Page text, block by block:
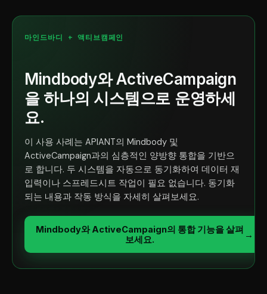
마인드바디 + 액티브캠페인
Mindbody와 ActiveCampaign
을 하나의 시스템으로 운영하세
요.
이 사용 사례는 APIANT의 Mindbody 및
ActiveCampaign과의 심층적인 양방향 통합을 기반으
로 합니다. 두 시스템을 자동으로 동기화하여 데이터 재
입력이나 스프레드시트 작업이 필요 없습니다. 동기화
되는 내용과 작동 방식을 자세히 살펴보세요.
Mindbody와 ActiveCampaign의 통합 기능을 살펴
보세요.
→